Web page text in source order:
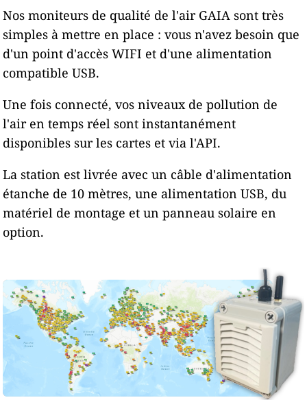
Nos moniteurs de qualité de l'air GAIA sont très
simples à mettre en place : vous n'avez besoin que
d'un point d'accès WIFI et d'une alimentation
compatible USB.
Une fois connecté, vos niveaux de pollution de
l'air en temps réel sont instantanément
disponibles sur les cartes et via l'API.
La station est livrée avec un câble d'alimentation
étanche de 10 mètres, une alimentation USB, du
matériel de montage et un panneau solaire en
option.